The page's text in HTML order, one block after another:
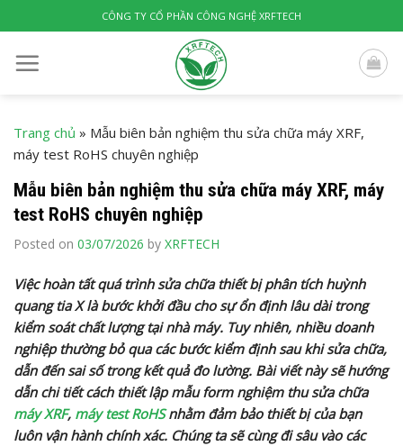
to
content
CÔNG TY CỔ PHẦN CÔNG NGHỆ XRFTECH
Trang chủ » Mẫu biên bản nghiệm thu sửa chữa máy XRF,
máy test RoHS chuyên nghiệp
Mẫu biên bản nghiệm thu sửa chữa máy XRF, máy
test RoHS chuyên nghiệp
Posted on 03/07/2026 by XRFTECH
Việc hoàn tất quá trình sửa chữa thiết bị phân tích huỳnh
quang tia X là bước khởi đầu cho sự ổn định lâu dài trong
kiểm soát chất lượng tại nhà máy. Tuy nhiên, nhiều doanh
nghiệp thường bỏ qua các bước kiểm định sau khi sửa chữa,
dẫn đến sai số trong kết quả đo lường. Bài viết này sẽ hướng
dẫn chi tiết cách thiết lập mẫu form nghiệm thu sửa chữa
máy XRF, máy test RoHSnhằm đảm bảo thiết bị của bạn
luôn vận hành chính xác. Chúng ta sẽ cùng đi sâu vào các